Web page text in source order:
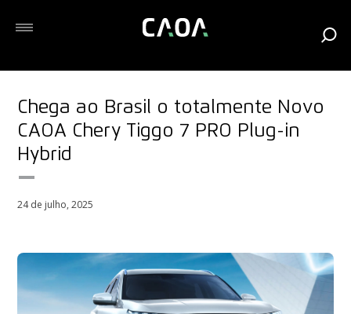
Chega ao Brasil o totalmente Novo
CAOA Chery Tiggo 7 PRO Plug-in
Hybrid
24 de julho, 2025